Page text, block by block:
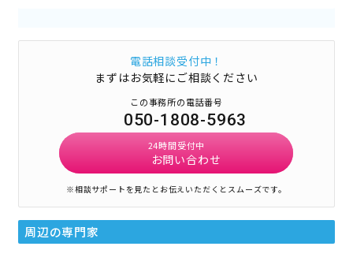
電話相談受付中！
まずはお気軽にご相談ください
この事務所の電話番号
050-1808-5963
24時間受付中
お問い合わせ
※相談サポートを見たとお伝えいただくとスムーズです。
周辺の専門家